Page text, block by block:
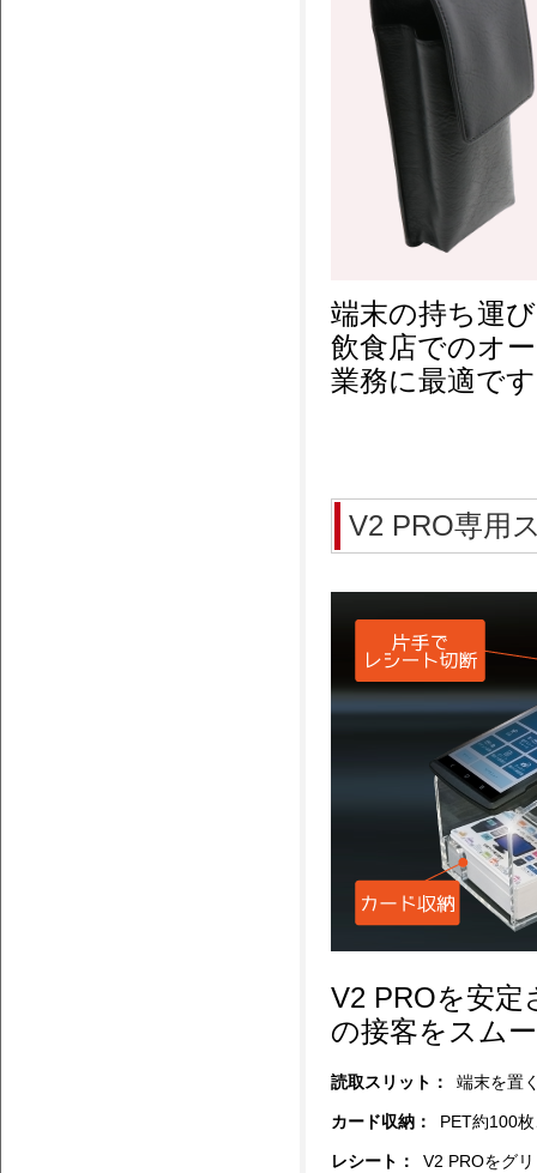
端末の持ち運
飲食店でのオ
業務に最適で
V2 PRO専用
V2 PROを安
の接客をスム
読取スリット： 端末を置
カード収納： PET約100
レシート： V2 PROをグ